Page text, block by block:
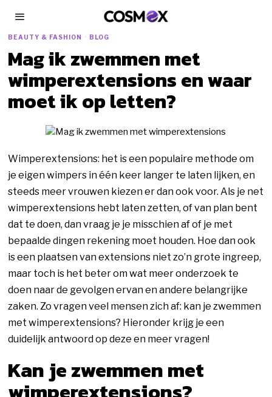
BEAUTY & FASHION · BLOG
Mag ik zwemmen met
wimperextensions en waar
moet ik op letten?
Wimperextensions: het is een populaire methode om
je eigen wimpers in één keer langer te laten lijken, en
steeds meer vrouwen kiezen er dan ook voor. Als je net
wimperextensions hebt laten zetten, of van plan bent
dat te doen, dan vraag je je misschien af of je met
bepaalde dingen rekening moet houden. Hoe dan ook
is een plaatsen van extensions niet zo’n grote ingreep,
maar toch is het beter om wat meer onderzoek te
doen naar de gevolgen ervan en andere belangrijke
zaken. Zo vragen veel mensen zich af: kan je zwemmen
met wimperextensions? Hieronder krijg je een
duidelijk antwoord op deze en meer vragen!
Kan je zwemmen met